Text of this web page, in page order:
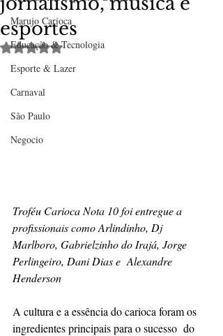
Marujo Carioca
Educação & Tecnologia
Esporte & Lazer
Carnaval
São Paulo
Negocio
esportes
Avaliado com NaN de 5 estrelas.
Troféu Carioca Nota 10 foi entregue a
profissionais como Arlindinho, Dj
Marlboro, Gabrielzinho do Irajá, Jorge
Perlingeiro, Dani Dias e  Alexandre
Henderson
A cultura e a essência do carioca foram os
ingredientes principais para o sucesso  do